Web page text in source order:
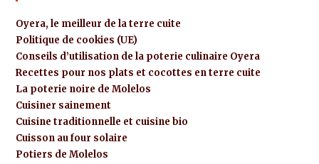
Oyera, le meilleur de la terre cuite
Politique de cookies (UE)
Conseils d’utilisation de la poterie culinaire Oyera
Recettes pour nos plats et cocottes en terre cuite
La poterie noire de Molelos
Cuisiner sainement
Cuisine traditionnelle et cuisine bio
Cuisson au four solaire
Potiers de Molelos